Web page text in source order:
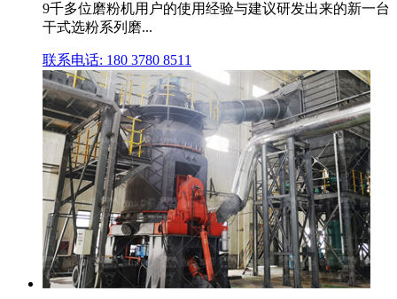
9千多位磨粉机用户的使用经验与建议研发出来的新一台
干式选粉系列磨...
联系电话: 180 3780 8511